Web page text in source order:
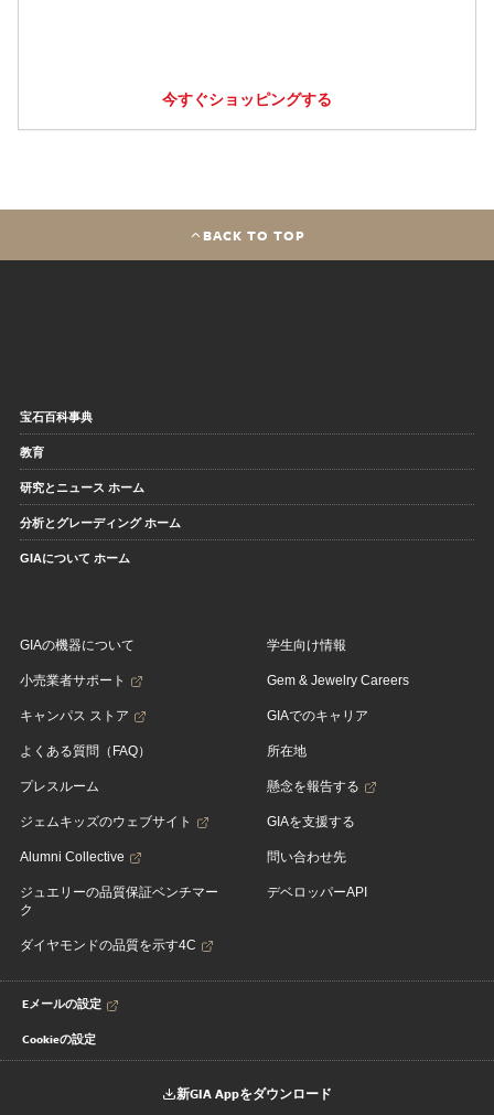
今すぐショッピングする
BACK TO TOP
宝石百科事典
教育
研究とニュース ホーム
分析とグレーディング ホーム
GIAについて ホーム
GIAの機器について
小売業者サポート
キャンパス ストア
よくある質問（FAQ）
プレスルーム
ジェムキッズのウェブサイト
Alumni Collective
ジュエリーの品質保証ベンチマー
ク
ダイヤモンドの品質を示す4C
学生向け情報
Gem & Jewelry Careers
GIAでのキャリア
所在地
懸念を報告する
GIAを支援する
問い合わせ先
デベロッパーAPI
Eメールの設定
Cookieの設定
新GIA Appをダウンロード